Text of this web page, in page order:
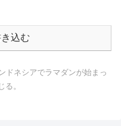
込む
ドネシアでラマダンが始まっ
。